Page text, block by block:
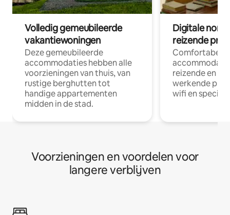
Volledig gemeubileerde
vakantiewoningen
Deze gemeubileerde
accommodaties hebben alle
voorzieningen van thuis, van
rustige berghutten tot
handige appartementen
midden in de stad.
Digitale
reizende
Comfortabele
reizende en
werkende
wifi en
Voorzieningen en voordelen voor
langere verblijven